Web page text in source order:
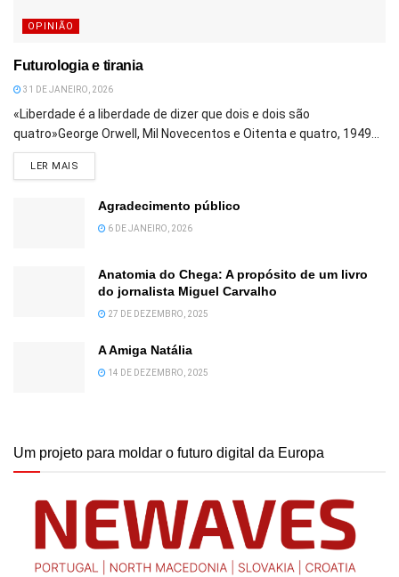
OPINIÃO
Futurologia e tirania
31 DE JANEIRO, 2026
«Liberdade é a liberdade de dizer que dois e dois são
quatro»George Orwell, Mil Novecentos e Oitenta e quatro, 1949...
LER MAIS
Agradecimento público
6 DE JANEIRO, 2026
Anatomia do Chega: A propósito de um livro
do jornalista Miguel Carvalho
27 DE DEZEMBRO, 2025
A Amiga Natália
14 DE DEZEMBRO, 2025
Um projeto para moldar o futuro digital da Europa